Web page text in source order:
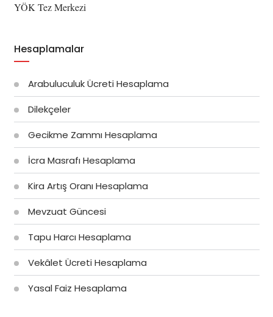
YÖK Tez Merkezi
Hesaplamalar
Arabuluculuk Ücreti Hesaplama
Dilekçeler
Gecikme Zammı Hesaplama
İcra Masrafı Hesaplama
Kira Artış Oranı Hesaplama
Mevzuat Güncesi
Tapu Harcı Hesaplama
Vekâlet Ücreti Hesaplama
Yasal Faiz Hesaplama